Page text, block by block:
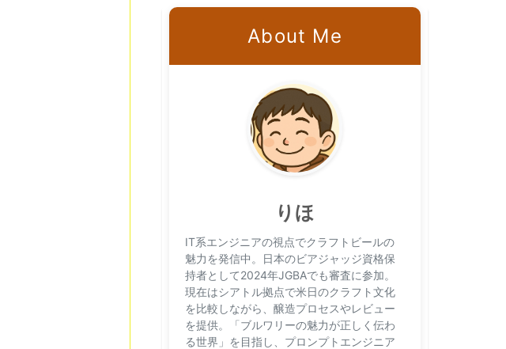
About Me
りほ
IT系エンジニアの視点でクラフトビールの
魅力を発信中。日本のビアジャッジ資格保
持者として2024年JGBAでも審査に参加。
現在はシアトル拠点で米日のクラフト文化
を比較しながら、醸造プロセスやレビュー
を提供。「ブルワリーの魅力が正しく伝わ
る世界」を目指し、プロンプトエンジニア